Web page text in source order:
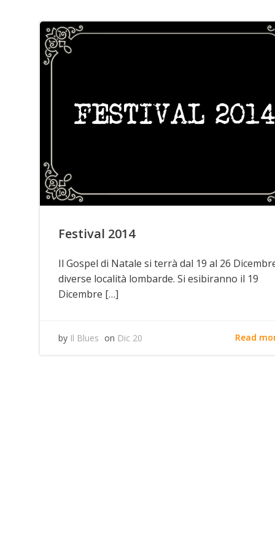
Festival 2014
Il Gospel di Natale si terrà dal 19 al 26
diverse località lombarde. Si esibiranno il 19
Dicembre […]
by Il Blues on Dic 20 Read